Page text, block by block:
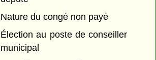
Nature du congé non payé
Élection au poste de conseiller
municipal